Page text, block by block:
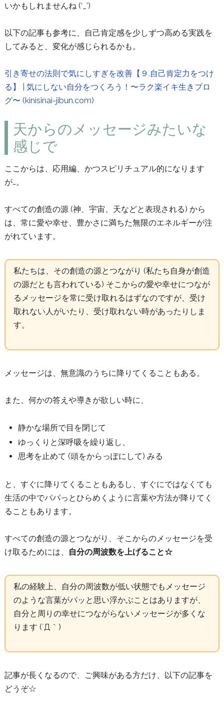
いかもしれませんね (‘_’)
以下の記事も参考に、自己肯定感を少しずつ高める実践を
してみると、変化が感じられるかも。
引き寄せの法則で気にしすぎを改善【９.自己肯定力をつけ
る】 | 気にしない自分をつくろう！〜ラク楽イキ生きブロ
グ〜 (kinisinai-jibun.com)
天からのメッセージみたいな
感じで
ここからは、応用編、かつスピリチュアル的になります
が…。
すべての創造の源 (神、宇宙、天などと表現される) から
は、常に愛や幸せ、豊かさに満ちた無限のエネルギーが注
がれています。
私たちは、その創造の源とつながり (私たち自身が創造
の源だとも言われている) そこからの愛や幸せにつなが
るメッセージを常に受け取れるはずなのですが、受け
取れない人がいたり、受け取れない時があったりしま
す。
メッセージは、無意識のうちに降りてくることもある。
また、何かの答えや導きが欲しい時に、
静かな場所で目を閉じて
ゆっくりと深呼吸を繰り返し、
思考を止めて (頭をからっぽにして) みる
と、すぐに降りてくることもあるし、すぐにではなくても
生活の中でパパっとひらめくように言葉や方法が降りてく
ることもあります。
すべての創造の源とつながり、そこからのメッセージを受
け取るためには、
自分の周波数を上げること☆
私の経験上、自分の周波数が低い状態でもメッセージ
のような言葉がパッと思い浮かぶことはありますが、
自分と周りの幸せにつながらないメッセージが多くな
ります (´Д｀)
記事が長くなるので、ご興味がある方だけ、以下の記事を
どうぞ☆